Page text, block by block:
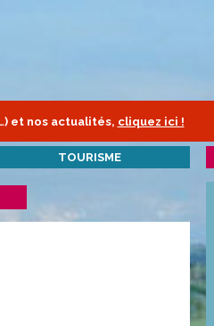
et nos actualités, cliquez ici !
TOURISME